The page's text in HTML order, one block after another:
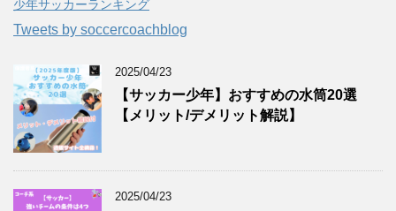
少年サッカーランキング
Tweets by soccercoachblog
2025/04/23
【サッカー少年】おすすめの水筒20選
【メリット/デメリット解説】
2025/04/23